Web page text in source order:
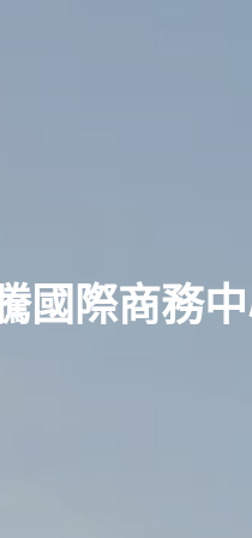
國際商務